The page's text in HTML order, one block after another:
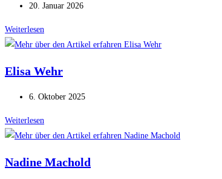
Beitrag
20. Januar 2026
Weiterlesen
Trampel
Elisa Wehr
Beitrag
6. Oktober 2025
Weiterlesen
Wehr
Nadine Machold